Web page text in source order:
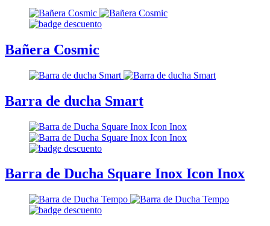
Bañera Cosmic
Barra de ducha Smart
Barra de Ducha Square Inox Icon Inox